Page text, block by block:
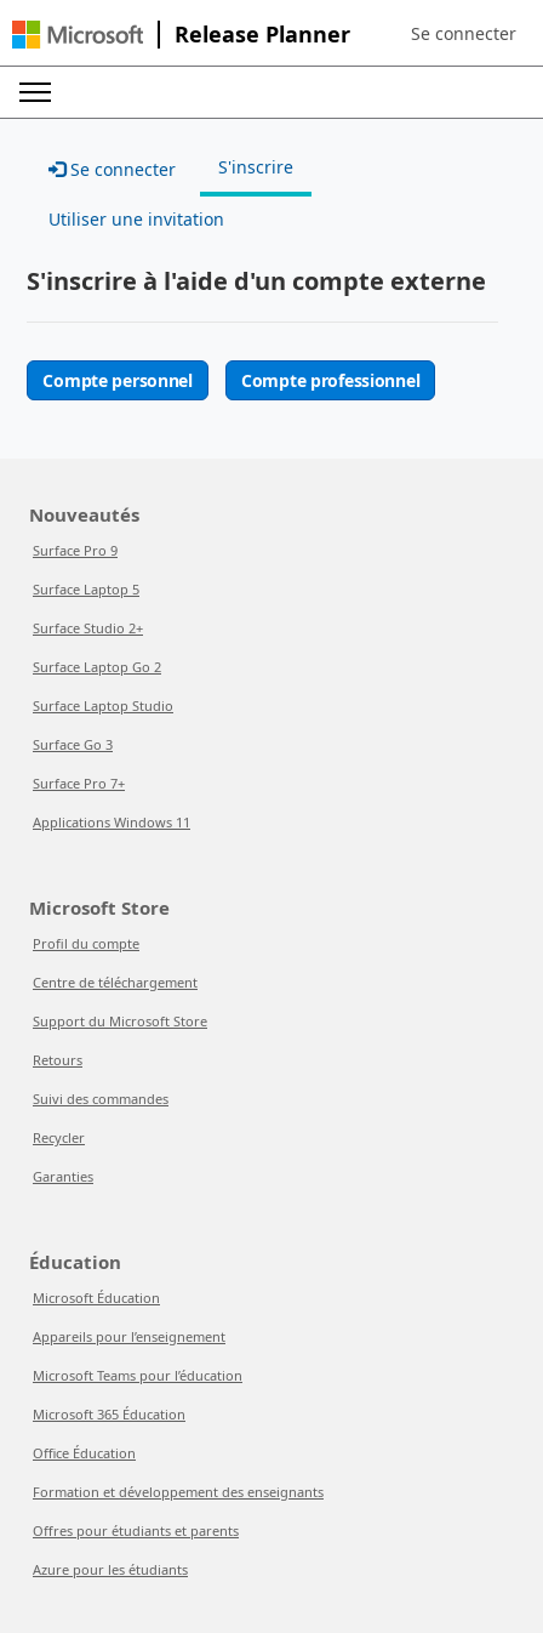
Release Planner Sign in to your
Se connecter
Se connecter S'inscrire
Utiliser une invitation
S'inscrire à l'aide d'un compte externe
Compte personnel Compte professionnel
Nouveautés
Surface Pro 9
Surface Laptop 5
Surface Studio 2+
Surface Laptop Go 2
Surface Laptop Studio
Surface Go 3
Surface Pro 7+
Applications Windows 11
Microsoft Store
Profil du compte
Centre de téléchargement
Support du Microsoft Store
Retours
Suivi des commandes
Recycler
Garanties
Éducation
Microsoft Éducation
Appareils pour l’enseignement
Microsoft Teams pour l’éducation
Microsoft 365 Éducation
Office Éducation
Formation et développement des enseignants
Offres pour étudiants et parents
Azure pour les étudiants